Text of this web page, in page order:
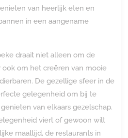
van heerlijk eten en
in een aangename
draait niet alleen om de
ook om het creëren van mooie
De gezellige sfeer in de
gelegenheid om bij te
van elkaars gezelschap.
viert of gewoon wilt
maaltijd, de restaurants in